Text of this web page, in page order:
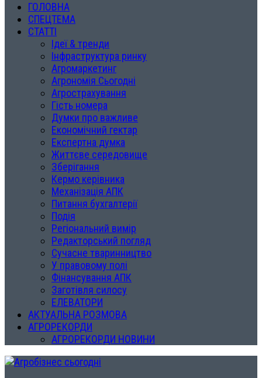
ГОЛОВНА
СПЕЦТЕМА
СТАТТІ
Ідеї & тренди
Інфраструктура ринку
Агромаркетинг
Агрономія Сьогодні
Агрострахування
Гість номера
Думки про важливе
Економічний гектар
Експертна думка
Життєве середовище
Зберігання
Кермо керівника
Механізація АПК
Питання бухгалтерії
Подія
Регіональний вимір
Редакторський погляд
Сучасне тваринництво
У правовому полі
Фінансування АПК
Заготівля силосу
ЕЛЕВАТОРИ
АКТУАЛЬНА РОЗМОВА
АГРОРЕКОРДИ
АГРОРЕКОРДИ НОВИНИ